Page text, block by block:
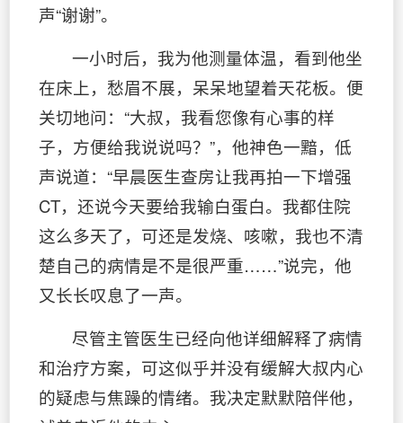
声“谢谢”。
一小时后，我为他测量体温，看到他坐
在床上，愁眉不展，呆呆地望着天花板。便
关切地问：“大叔，我看您像有心事的样
子，方便给我说说吗？”，他神色一黯，低
声说道：“早晨医生查房让我再拍一下增强
CT，还说今天要给我输白蛋白。我都住院
这么多天了，可还是发烧、咳嗽，我也不清
楚自己的病情是不是很严重……”说完，他
又长长叹息了一声。
尽管主管医生已经向他详细解释了病情
和治疗方案，可这似乎并没有缓解大叔内心
的疑虑与焦躁的情绪。我决定默默陪伴他，